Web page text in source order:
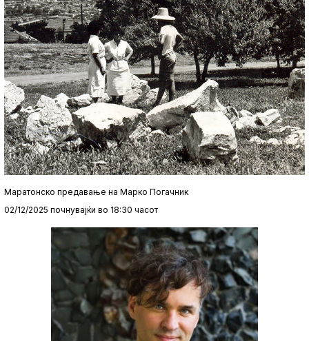
Маратонско предавање на Марко Погачник
02/12/2025 почнувајќи во 18:30 часот